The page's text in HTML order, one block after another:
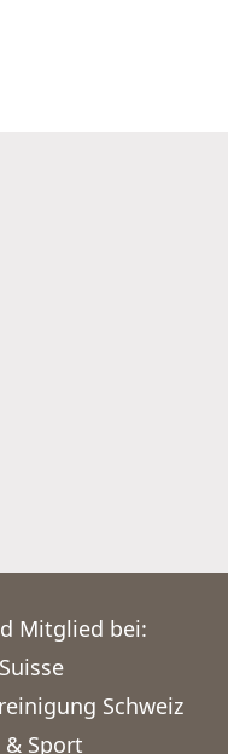
Mitglied bei:
Schweiz
& Sport